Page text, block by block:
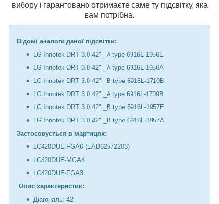
вибору і гарантовано отримаєте саме ту підсвітку, яка
вам потрібна.
Відомі аналоги даної підсвітки:
LG Innotek DRT 3.0 42" _A type 6916L-1956E
LG Innotek DRT 3.0 42" _A type 6916L-1956A
LG Innotek DRT 3.0 42" _B type 6916L-1710B
LG Innotek DRT 3.0 42" _A type 6916L-1709B
LG Innotek DRT 3.0 42" _B type 6916L-1957E
LG Innotek DRT 3.0 42" _B type 6916L-1957A
Застосовується в мартицях:
LC420DUE-FGA6 (EAD62572203)
LC420DUE-MGA4
LC420DUE-FGA3
Опис характеристик:
Діагональ: 42"